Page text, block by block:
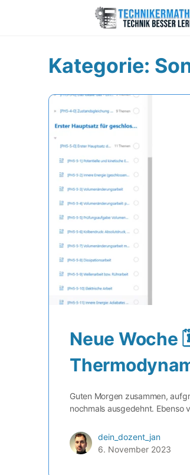
Kategorie:
Neue Woche
Guten Morgen zusammen,
nochmals ausgedehnt. Ebenso
dein_dozent_jan
6. November 2023